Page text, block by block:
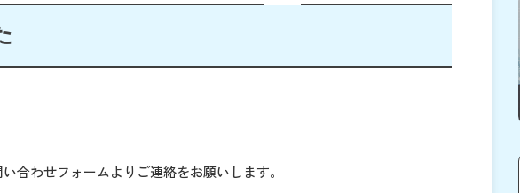
合わせフォームよりご連絡をお願いします。